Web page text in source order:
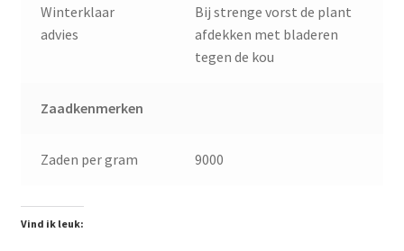
Winterklaar
advies
Bij strenge vorst de plant
afdekken met bladeren
tegen de kou
Zaadkenmerken
Zaden per gram 9000
Vind ik leuk: